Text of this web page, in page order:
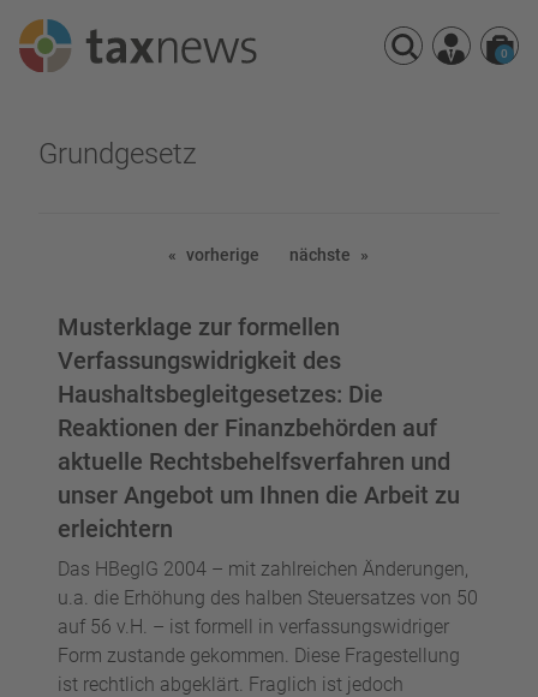
Seminare
0
Grundgesetz
vorherige nächste
Musterklage zur formellen
Verfassungswidrigkeit des
Haushaltsbegleitgesetzes: Die
Reaktionen der Finanzbehörden auf
aktuelle Rechtsbehelfsverfahren und
unser Angebot um Ihnen die Arbeit zu
erleichtern
Das HBeglG 2004 – mit zahlreichen Änderungen,
u.a. die Erhöhung des halben Steuersatzes von 50
auf 56 v.H. – ist formell in verfassungswidriger
Form zustande gekommen. Diese Fragestellung
ist rechtlich abgeklärt. Fraglich ist jedoch